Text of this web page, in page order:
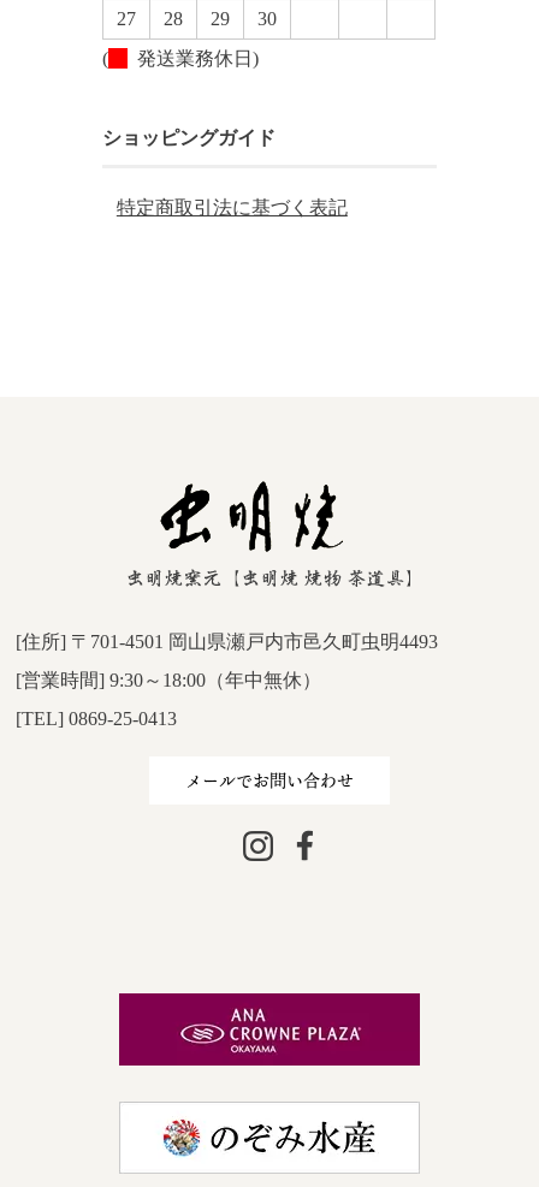
27
28 29
30
(
発送業務休日)
ショッピングガイド
特定商取引法に基づく表記
[住所] 〒701-4501 岡山県瀬戸内市邑久町虫明4493
[営業時間] 9:30～18:00（年中無休）
[TEL] 0869-25-0413
メールでお問い合わせ